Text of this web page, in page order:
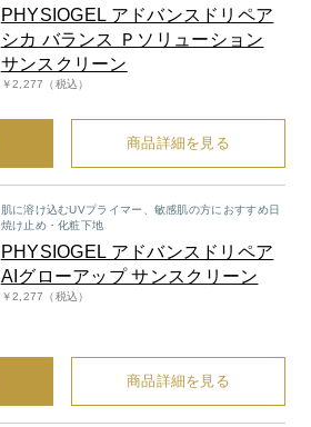
PHYSIOGEL アドバンスドリペア
シカ バランス Ｐソリューション
サンスクリーン
￥2,277（税込）
商品詳細を見る
肌に溶け込むUVプライマー、敏感肌の方におすすめ日
焼け止め・化粧下地
PHYSIOGEL アドバンスドリペア
AIグローアップ サンスクリーン
￥2,277（税込）
商品詳細を見る